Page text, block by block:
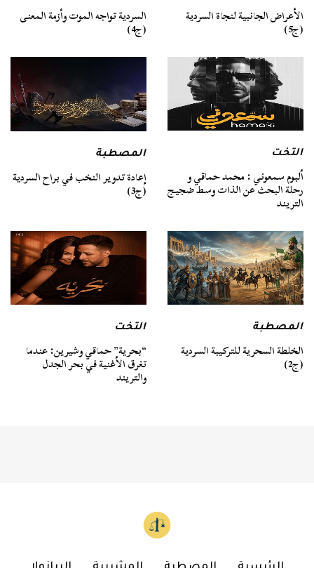
الأعراض الجانبية لنجاة السردية
(ج5)
السردية تواجه الموت وأزمة المعنى
(ج4)
التخت
ألبوم سمعوني : محمد حماقي و
رحلة البحث عن الذات وسط ضجيج
التريند
المصطبة
إعادة تدوير النخب في براح السردية
(ج3)
المصطبة
الخلطة السحرية للتركيبة السردية
(ج2)
التخت
“بحرية” حماقي وشيرين: عندما
تغرق الأغنية في بحر الجدل
والتريند